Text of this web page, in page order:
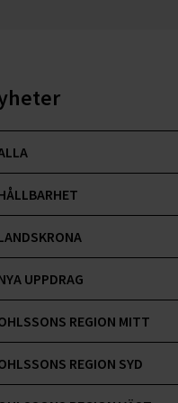
UPPDRAG
REGION MITT
REGION SYD